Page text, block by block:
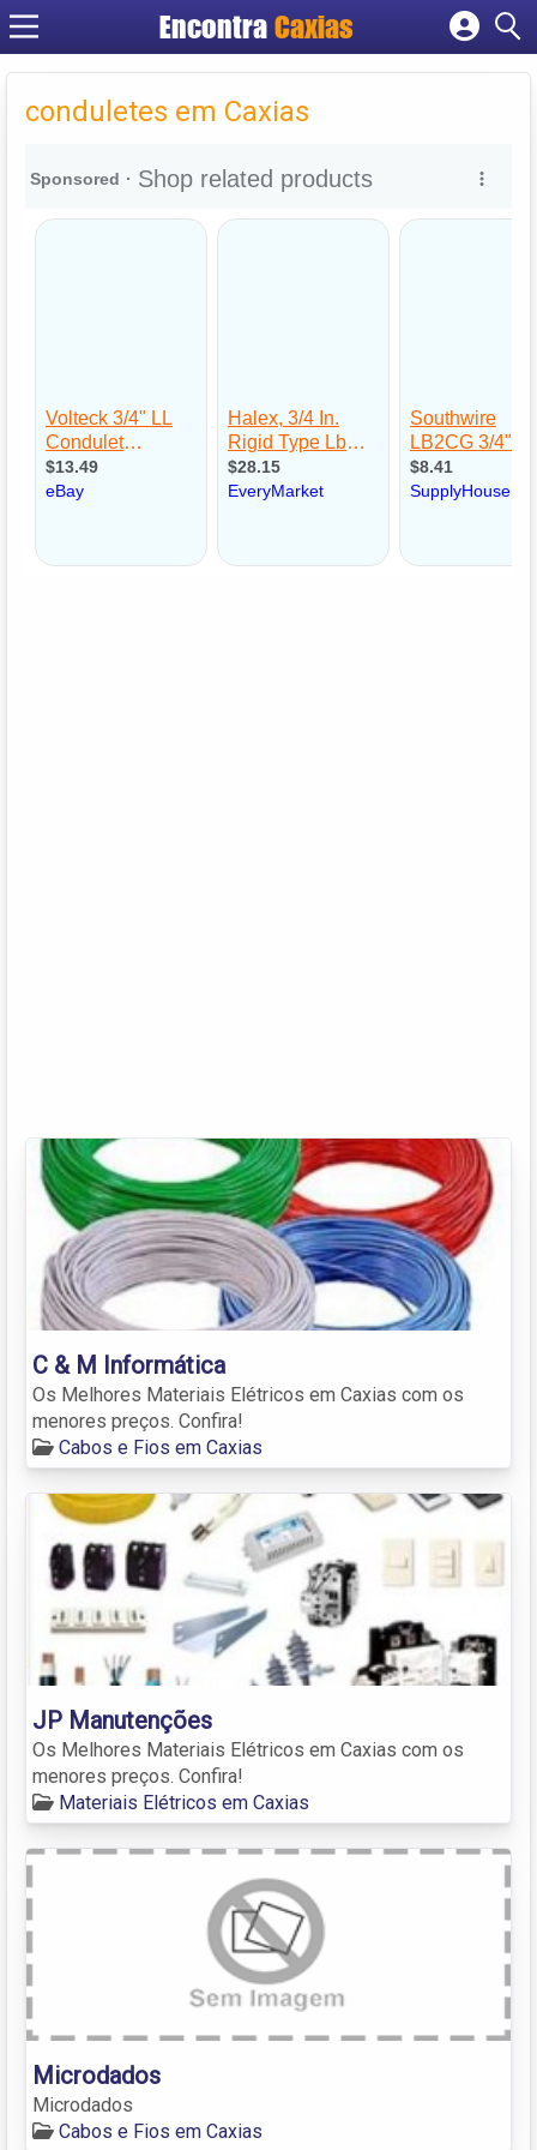
EncontraCaxias
Cadastrar empresa
Criar conta
conduletes em Caxias
C & M Informática
Os Melhores Materiais Elétricos em Caxias com os
menores preços. Confira!
Cabos e Fios em Caxias
JP Manutenções
Os Melhores Materiais Elétricos em Caxias com os
menores preços. Confira!
Materiais Elétricos em Caxias
Microdados
Microdados
Cabos e Fios em Caxias